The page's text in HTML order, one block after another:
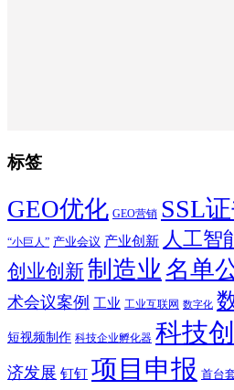
标签
GEO优化 GEO营销 SSL
“小巨人” 产业会议 产业创新 人工智
创业创新制造业名单
术会议案例 工业 工业互联网 数字化
短视频制作 科技企业孵化器 科技
济发展 钉钉 项目申报 首台